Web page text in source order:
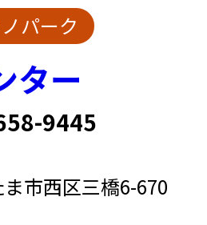
パーク
ター
9445
市西区三橋6-670